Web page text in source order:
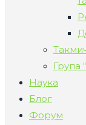
Група
Наука
Блог
Форум